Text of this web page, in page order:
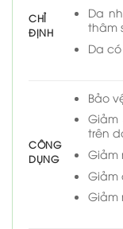
CHỈ
ĐỊNH
Da
thâm
Da
CÔNG
DỤNG
Bảo
Giảm
trên
Giảm
Giảm
Giảm